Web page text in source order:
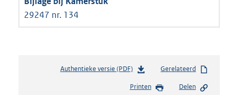
29247 nr. 134
Authentieke versie (PDF)b
s
Gerelateerd
Printen Delen